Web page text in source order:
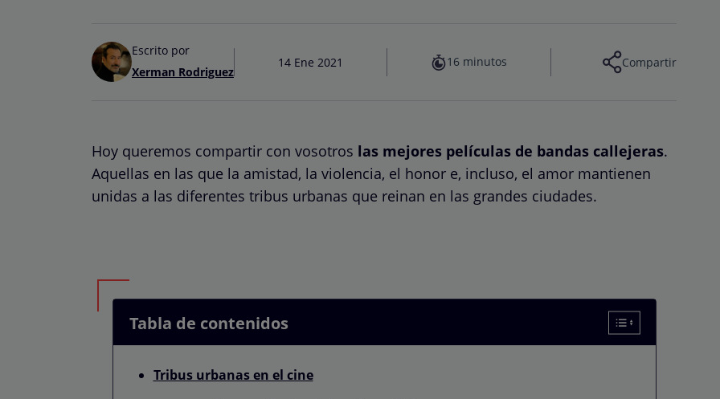
Escrito por
Xerman Rodriguez
14 Ene 2021 16 minutos Compartir
Hoy queremos compartir con vosotros las mejores películas de bandas callejeras.
Aquellas en las que la amistad, la violencia, el honor e, incluso, el amor mantienen
unidas a las diferentes tribus urbanas que reinan en las grandes ciudades.
Tabla de contenidos
Tribus urbanas en el cine